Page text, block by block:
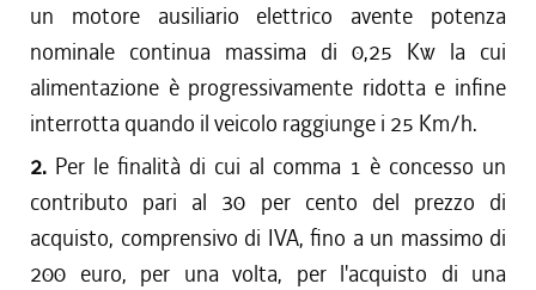
un motore ausiliario elettrico avente potenza
nominale continua massima di 0,25 Kw la cui
alimentazione è progressivamente ridotta e infine
interrotta quando il veicolo raggiunge i 25 Km/h.
2. Per le finalità di cui al comma 1 è concesso un
contributo pari al 30 per cento del prezzo di
acquisto, comprensivo di IVA, fino a un massimo di
200 euro, per una volta, per l'acquisto di una